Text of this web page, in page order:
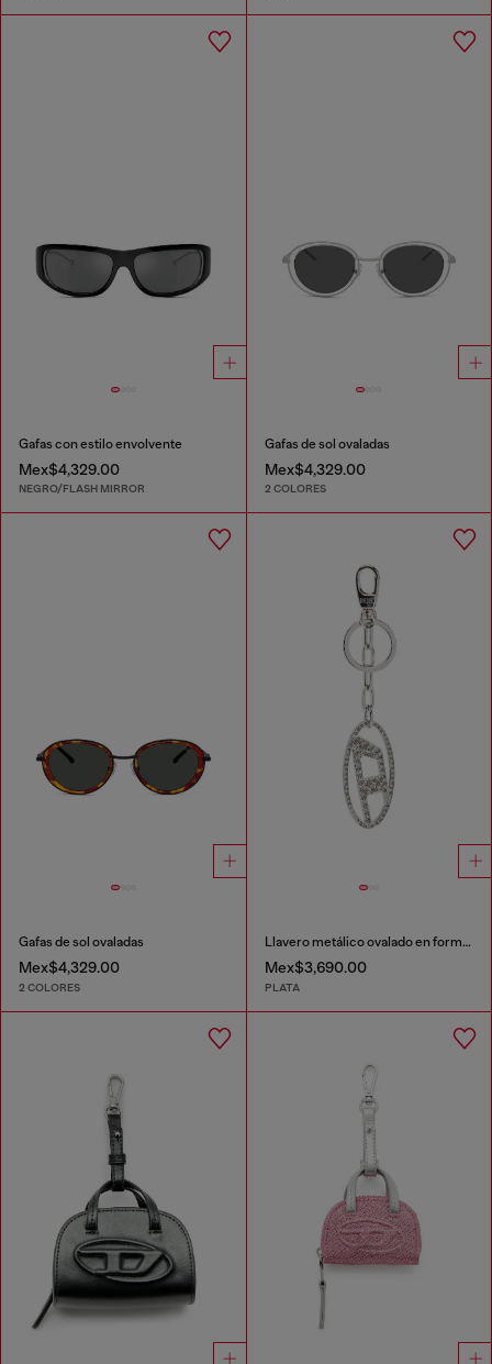
Gafas con estilo envolvente
Mex$4,329.00
NEGRO/FLASH MIRROR
Gafas de sol ovaladas
Mex$4,329.00
2 COLORES
Gafas de sol ovaladas
Mex$4,329.00
2 COLORES
Llavero metálico ovalado en forma de D con cristales
Mex$3,690.00
PLATA